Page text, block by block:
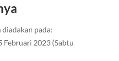
pada:
Februari 2023 (Sabtu